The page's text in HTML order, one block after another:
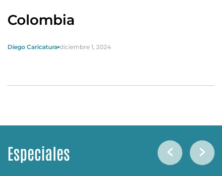
Colombia
Diego Caricatura diciembre 1, 2024
Especiales